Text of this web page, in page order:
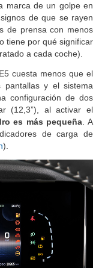
marca de un golpe en
de que se rayen
de prensa con menos
tiene por qué significar
a cada coche).
cuesta menos que el
y el sistema
configuración de dos
(12,3”), al activar el
es más pequeña . A
de carga de
).